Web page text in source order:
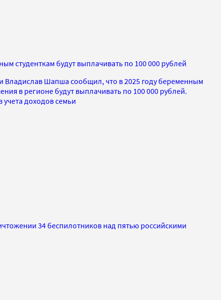
студенткам будут выплачивать по 100 000 рублей
Владислав Шапша сообщил, что в 2025 году беременным
в регионе будут выплачивать по 100 000 рублей.
учета доходов семьи
34 беспилотников над пятью российскими